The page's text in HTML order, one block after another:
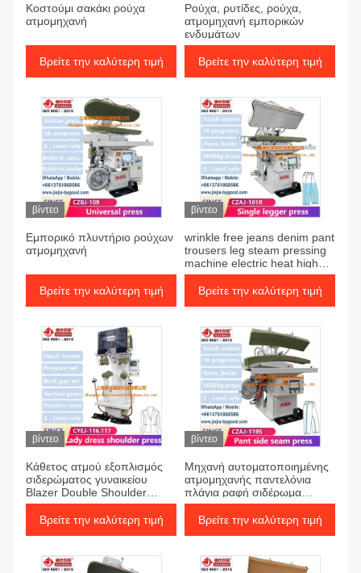
Κοστούμι σακάκι ρούχα
ατμομηχανή
Βρείτε την καλύτερη τιμή
Ρούχα, ρυτίδες, ρούχα,
ατμομηχανή εμπορικών
ενδυμάτων
Βρείτε την καλύτερη τιμή
βίντεο
Εμπορικό πλυντήριο ρούχων
ατμομηχανή
Βρείτε την καλύτερη τιμή
βίντεο
wrinkle free jeans denim pant
trousers leg steam pressing
machine electric heat high
pressure
Βρείτε την καλύτερη τιμή
βίντεο
Κάθετος ατμού εξοπλισμός
σιδερώματος γυναικείου
Blazer Double Shoulder
Jacket πιέζοντας μηχανή
Βρείτε την καλύτερη τιμή
βίντεο
Μηχανή αυτοματοποιημένης
ατμομηχανής παντελόνια
πλάγια ραφή σιδέρωμα
ρούχα μηχανή στύσης
Βρείτε την καλύτερη τιμή